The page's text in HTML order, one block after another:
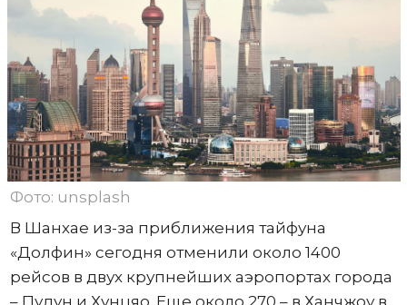
Фото: unsplash
В Шанхае из-за приближения тайфуна
«Долфин» сегодня отменили около 1400
рейсов в двух крупнейших аэропортах города